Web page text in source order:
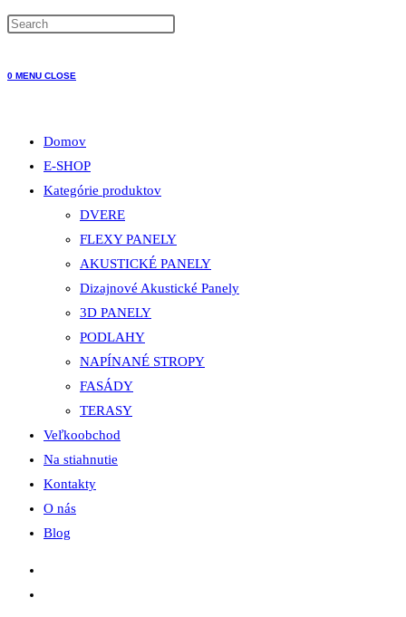
0 MENU CLOSE
Domov
E-SHOP
Kategórie produktov
DVERE
FLEXY PANELY
AKUSTICKÉ PANELY
Dizajnové Akustické Panely
3D PANELY
PODLAHY
NAPÍNANÉ STROPY
FASÁDY
TERASY
Veľkoobchod
Na stiahnutie
Kontakty
O nás
Blog